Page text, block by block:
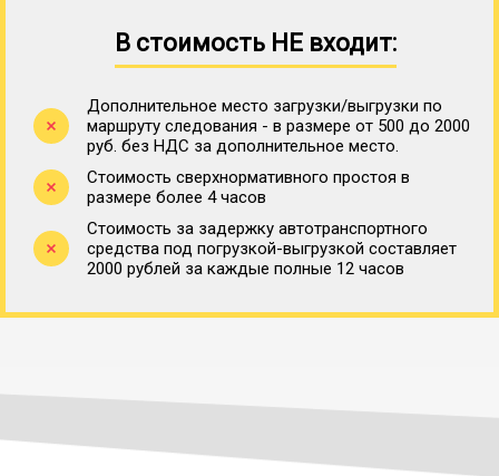
В стоимость НЕ входит:
Дополнительное место загрузки/выгрузки по
маршруту следования - в размере от 500 до 2000
руб. без НДС за дополнительное место.
Стоимость сверхнормативного простоя в
размере более 4 часов
Стоимость за задержку автотранспортного
средства под погрузкой-выгрузкой составляет
2000 рублей за каждые полные 12 часов